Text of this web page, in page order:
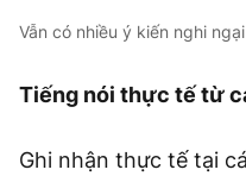
Vẫn có nhiều ý kiến nghi
Tiếng nói thực tế từ
Ghi nhận thực tế tại